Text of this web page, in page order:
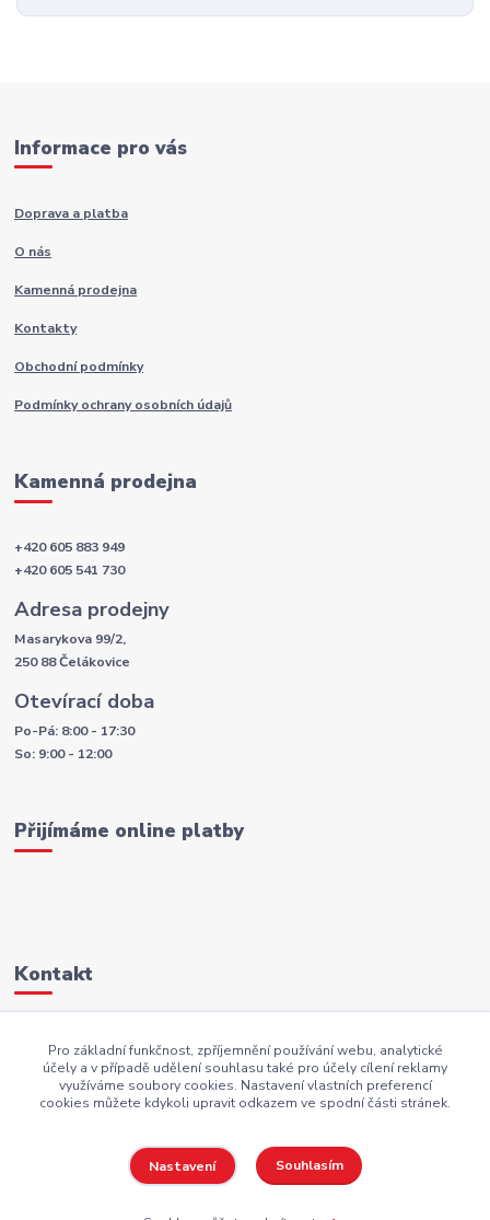
Informace pro vás
Doprava a platba
O nás
Kamenná prodejna
Kontakty
Obchodní podmínky
Podmínky ochrany osobních údajů
Kamenná prodejna
+420 605 883 949
+420 605 541 730
Adresa prodejny
Masarykova 99/2,
250 88 Čelákovice
Otevírací doba
Po-Pá: 8:00 - 17:30
So: 9:00 - 12:00
Přijímáme online platby
Kontakt
AKI.BS@seznam.cz
Pro základní funkčnost, zpříjemnění používání webu, analytické
účely a v případě udělení souhlasu také pro účely cílení reklamy
využíváme soubory cookies. Nastavení vlastních preferencí
cookies můžete kdykoli upravit odkazem ve spodní části stránek.
Nastavení Souhlasím